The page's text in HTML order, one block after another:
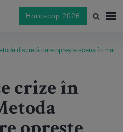
Horoscop 2026
discretă care oprește scena în mai
crize în